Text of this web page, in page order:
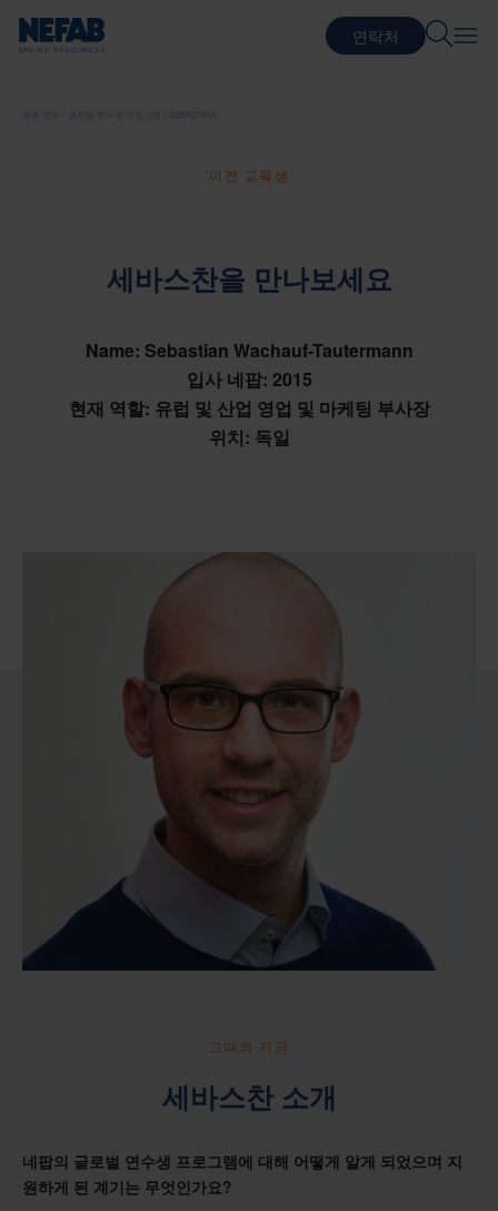
연락처
이전 교육생
SEBASTIAN
세바스찬을 만나보세요
Name: Sebastian Wachauf-Tautermann
입사 네팝: 2015
현재 역할: 유럽 및 산업 영업 및 마케팅 부사장
위치: 독일
그때와 지금
세바스찬 소개
네팝의 글로벌 연수생 프로그램에 대해 어떻게 알게 되었으며 지
원하게 된 계기는 무엇인가요?